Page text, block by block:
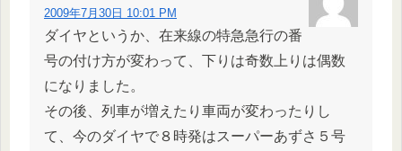
2009年7月30日 10:01 PM
ダイヤというか、在来線の特急急行の番
号の付け方が変わって、下りは奇数上りは偶数
になりました。
その後、列車が増えたり車両が変わったりし
て、今のダイヤで８時発はスーパーあずさ５号